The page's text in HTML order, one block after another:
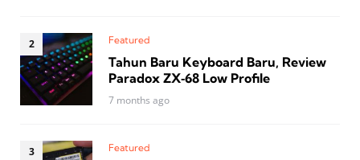
Featured
Tahun Baru Keyboard Baru, Review
Paradox ZX‑68 Low Profile
7 months ago
Featured